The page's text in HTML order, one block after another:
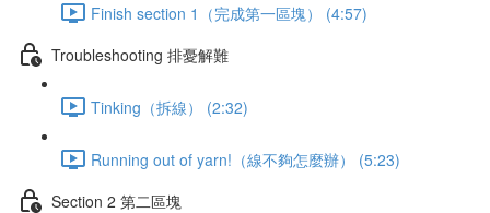
Finish section 1（完成第一區塊） (4:57)
Troubleshooting 排憂解難
Tinking（拆線） (2:32)
Running out of yarn!（線不夠怎麼辦） (5:23)
Section 2 第二區塊